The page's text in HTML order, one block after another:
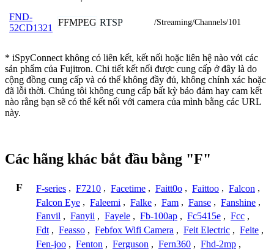
FND-
52CD1321
FFMPEG RTSP /Streaming/Channels/101
* iSpyConnect không có liên kết, kết nối hoặc liên hệ nào với các
sản phẩm của Fujitron. Chi tiết kết nối được cung cấp ở đây là do
cộng đồng cung cấp và có thể không đầy đủ, không chính xác hoặc
đã lỗi thời. Chúng tôi không cung cấp bất kỳ bảo đảm hay cam kết
nào rằng bạn sẽ có thể kết nối với camera của mình bằng các URL
này.
Các hãng khác bắt đầu bằng "F"
F F-series , F7210 , Facetime , Faitt0o , Faittoo , Falcon ,
Falcon Eye , Faleemi , Falke , Fam , Fanse , Fanshine ,
Fanvil , Fanyii , Fayele , Fb-100ap , Fc5415e , Fcc ,
Fdt , Feasso , Febfox Wifi Camera , Feit Electric , Feite ,
Fen-joo , Fenton , Ferguson , Fern360 , Fhd-2mp ,